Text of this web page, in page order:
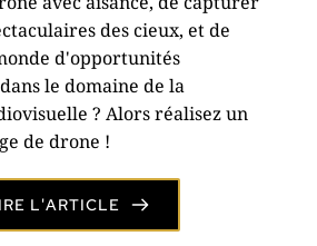
des cieux, et de
d'opportunités
le domaine de la
? Alors réalisez un
de drone !
L'ARTICLE